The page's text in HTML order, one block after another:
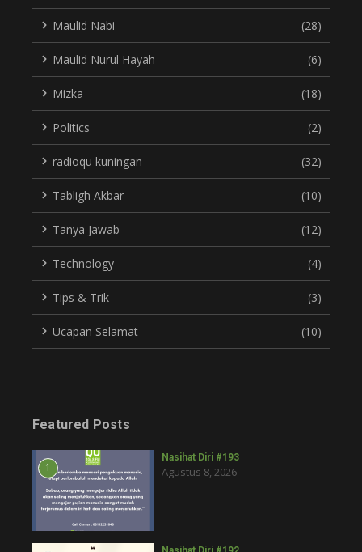
Maulid Nabi (28)
Maulid Nurul Hayah (6)
Mizka (18)
Politics (2)
radioqu kuningan (32)
Tabligh Akbar (10)
Tanya Jawab (12)
Technology (4)
Tips & Trik (3)
Ucapan Selamat (10)
Featured Posts
1
Nasihat Diri #193
Agustus 8, 2026